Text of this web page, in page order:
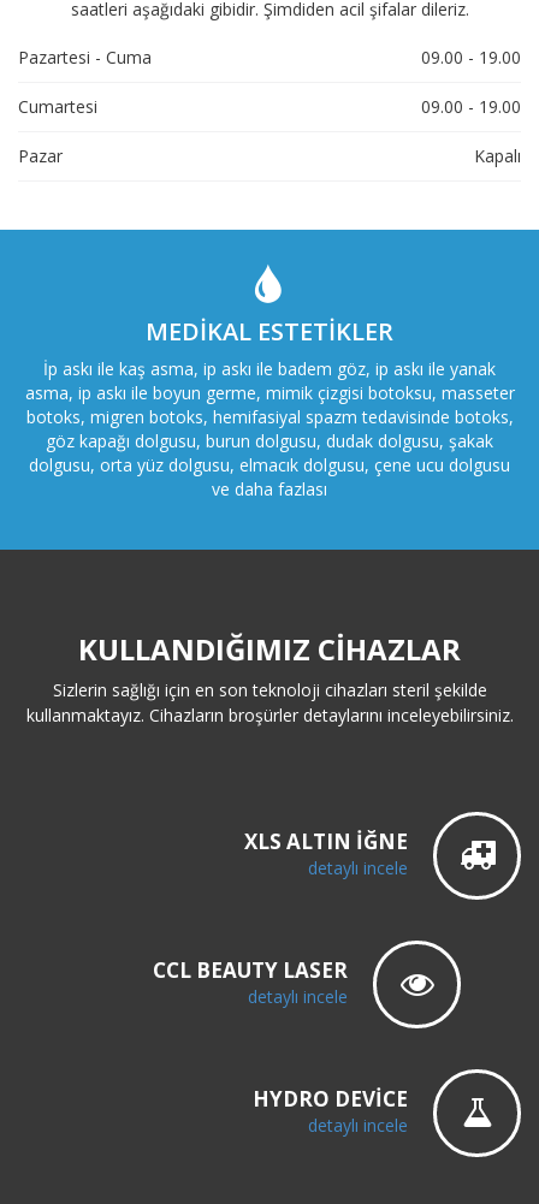
saatleri aşağıdaki gibidir. Şimdiden acil şifalar dileriz.
Pazartesi - Cuma 09.00 - 19.00
Cumartesi 09.00 - 19.00
Pazar Kapalı
MEDIKAL ESTETIKLER
İp askı ile kaş asma, ip askı ile badem göz, ip askı ile yanak
asma, ip askı ile boyun germe, mimik çizgisi botoksu, masseter
botoks, migren botoks, hemifasiyal spazm tedavisinde botoks,
göz kapağı dolgusu, burun dolgusu, dudak dolgusu, şakak
dolgusu, orta yüz dolgusu, elmacık dolgusu, çene ucu dolgusu
ve daha fazlası
KULLANDIĞIMIZ CIHAZLAR
Sizlerin sağlığı için en son teknoloji cihazları steril şekilde
kullanmaktayız. Cihazların broşürler detaylarını inceleyebilirsiniz.
XLS ALTIN İĞNE
detaylı incele
CCL BEAUTY LASER
detaylı incele
HYDRO DEVICE
detaylı incele